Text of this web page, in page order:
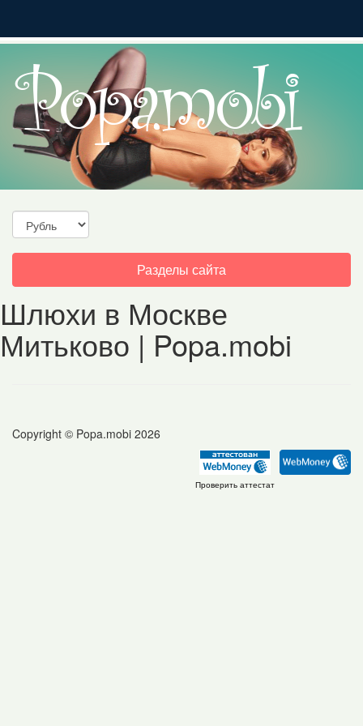
Toggle
navigation
Разделы сайта
Шлюхи в Москве
Митьково | Popa.mobi
Copyright © Popa.mobi 2026
Проверить аттестат